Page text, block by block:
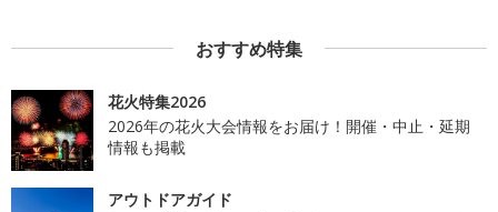
おすすめ特集
花火特集2026
2026年の花火大会情報をお届け！開催・中止・延期
情報も掲載
アウトドアガイド